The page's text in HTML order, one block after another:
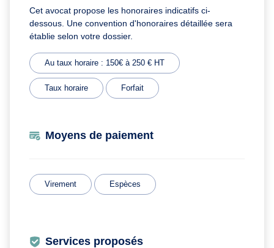
Cet avocat propose les honoraires indicatifs ci-
dessous. Une convention d'honoraires détaillée sera
établie selon votre dossier.
Au taux horaire : 150€ à 250 € HT
Taux horaire Forfait
Moyens de paiement
Virement Espèces
Services proposés